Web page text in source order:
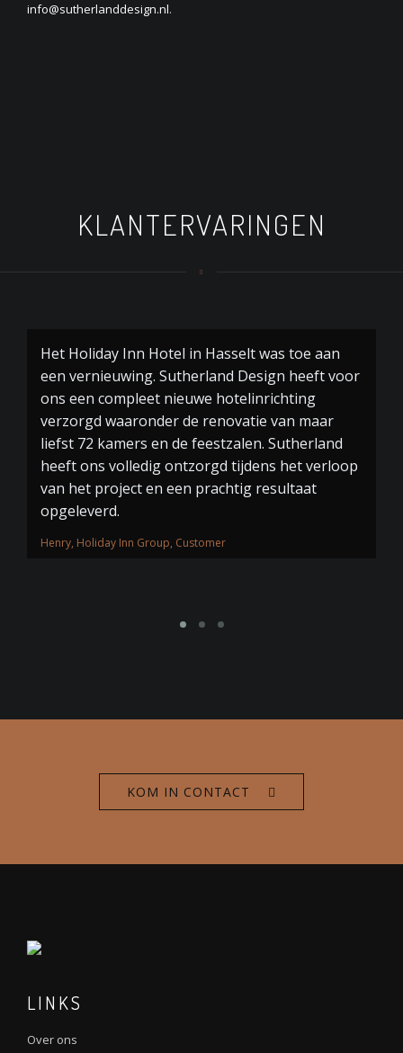
info@sutherlanddesign.nl.
KLANTERVARINGEN
Het Holiday Inn Hotel in Hasselt was toe aan
een vernieuwing. Sutherland Design heeft voor
ons een compleet nieuwe hotelinrichting
verzorgd waaronder de renovatie van maar
liefst 72 kamers en de feestzalen. Sutherland
heeft ons volledig ontzorgd tijdens het verloop
van het project en een prachtig resultaat
opgeleverd.
Henry, Holiday Inn Group, Customer
KOM IN CONTACT
LINKS
Over ons